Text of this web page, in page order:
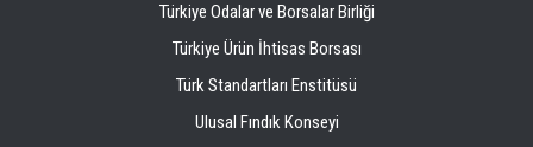
Türkiye Odalar ve Borsalar Birliği
Türkiye Ürün İhtisas Borsası
Türk Standartları Enstitüsü
Ulusal Fındık Konseyi